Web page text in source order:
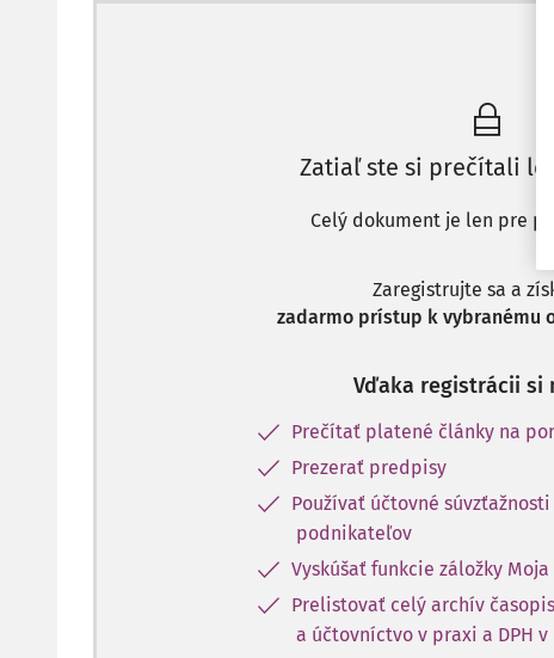
Zatiaľ ste si prečítali
Celý dokument je len pre
Zaregistrujte sa a
zadarmo prístup k vybranému
Vďaka registrácii si
Prečítať platené články na
Prezerať predpisy
Používať účtovné
podnikateľov
Vyskúšať funkcie záložky
Prelistovať celý archív
a účtovníctvo v praxi a DPH